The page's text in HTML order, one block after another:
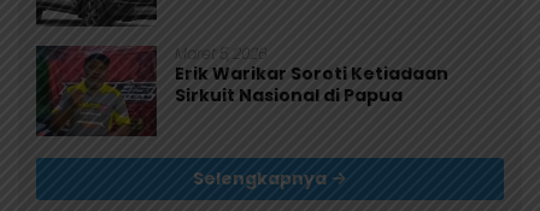
Maret 5, 2026
Erik Warikar Soroti Ketiadaan
Sirkuit Nasional di Papua
Selengkapnya